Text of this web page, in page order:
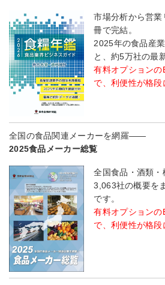
市場分析から営
冊で完結。
2025年の食品産
と、約5万社の最
有料オプションの
で、利便性が格段
全国の食品関連メーカーを網羅――
2025食品メーカー総覧
全国食品・酒類・
3,063社の概要を
です。
有料オプションの
で、利便性が格段